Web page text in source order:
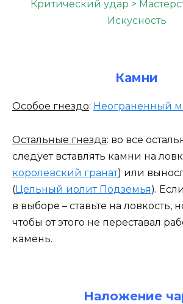
Критический удар >
Искусность
Камни
Особое гнездо: Неограненный
Остальные гнезда: во все
следует вставлять камни на
королевский гранат) или
(Цельный иолит Подземья).
в выборе – ставьте на ловкость,
чтобы от этого не переставал
камень.
Наложение